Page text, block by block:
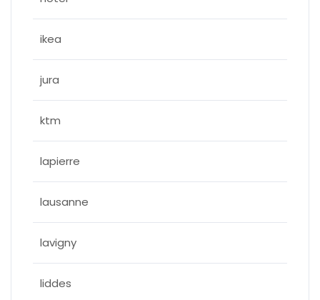
ikea
jura
ktm
lapierre
lausanne
lavigny
liddes